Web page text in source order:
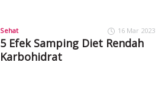
Sehat 16 Mar 2023
5 Efek Samping Diet Rendah
Karbohidrat